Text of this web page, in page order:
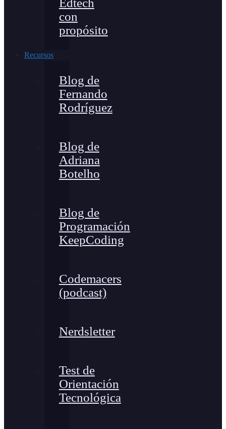
Edtech
con
propósito
Recursos
Blog de
Fernando
Rodríguez
Blog de
Adriana
Botelho
Blog de
Programación
KeepCoding
Codemacers
(podcast)
Nerdsletter
Test de
Orientación
Tecnológica